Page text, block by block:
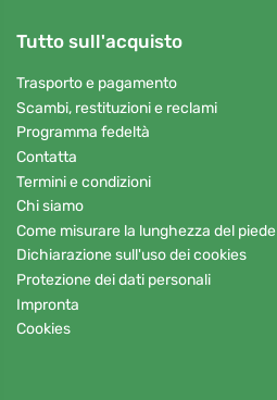
Tutto sull'acquisto
Trasporto e pagamento
Scambi, restituzioni e reclami
Programma fedeltà
Contatta
Termini e condizioni
Chi siamo
Come misurare la lunghezza del piede
Dichiarazione sull'uso dei cookies
Protezione dei dati personali
Impronta
Cookies